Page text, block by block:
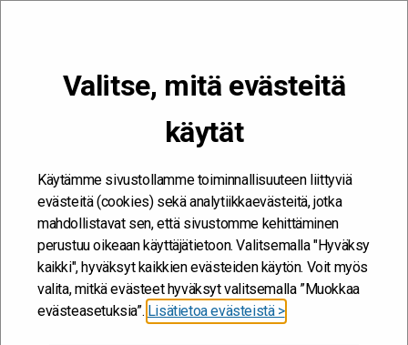
Valitse, mitä evästeitä
käytät
Käytämme sivustollamme toiminnallisuuteen liittyviä
evästeitä (cookies) sekä analytiikkaevästeitä, jotka
mahdollistavat sen, että sivustomme kehittäminen
perustuu oikeaan käyttäjätietoon. Valitsemalla "Hyväksy
kaikki", hyväksyt kaikkien evästeiden käytön. Voit myös
valita, mitkä evästeet hyväksyt valitsemalla ”Muokkaa
evästeasetuksia”. Lisätietoa evästeistä >
Kehitän ja kehityn #töissäSuomelle
Tulli